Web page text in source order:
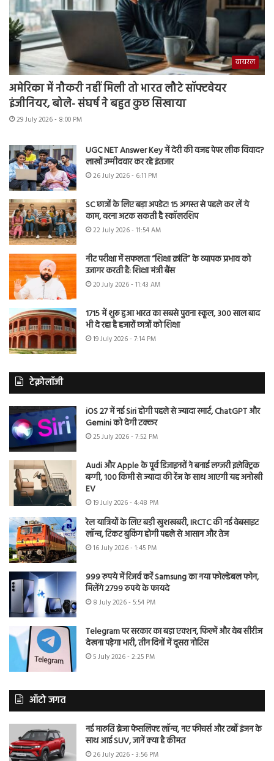
वायरल
अमेरिका में नौकरी नहीं मिली तो भारत लौटे सॉफ्टवेयर
इंजीनियर, बोले- संघर्ष ने बहुत कुछ सिखाया
29 July 2026 - 8:00 PM
UGC NET Answer Key में देरी की वजह पेपर लीक विवाद?
लाखों उम्मीदवार कर रहे इंतजार
26 July 2026 - 6:11 PM
SC छात्रों के लिए बड़ा अपडेट! 15 अगस्त से पहले कर लें ये
काम, वरना अटक सकती है स्कॉलरशिप
22 July 2026 - 11:54 AM
नीट परीक्षा में सफलता “शिक्षा क्रांति” के व्यापक प्रभाव को
उजागर करती है: शिक्षा मंत्री बैंस
20 July 2026 - 11:43 AM
1715 में शुरू हुआ भारत का सबसे पुराना स्कूल, 300 साल बाद
भी दे रहा है हजारों छात्रों को शिक्षा
19 July 2026 - 7:14 PM
टेक्नोलॉजी
iOS 27 में नई Siri होगी पहले से ज्यादा स्मार्ट, ChatGPT और
Gemini को देगी टक्कर
25 July 2026 - 7:52 PM
Audi और Apple के पूर्व डिजाइनरों ने बनाई लग्जरी इलेक्ट्रिक
बग्गी, 100 किमी से ज्यादा की रेंज के साथ आएगी यह अनोखी
EV
19 July 2026 - 4:48 PM
रेल यात्रियों के लिए बड़ी खुशखबरी, IRCTC की नई वेबसाइट
लॉन्च, टिकट बुकिंग होगी पहले से आसान और तेज
16 July 2026 - 1:45 PM
999 रुपये में रिजर्व करें Samsung का नया फोल्डेबल फोन,
मिलेंगे 2799 रुपये के फायदे
8 July 2026 - 5:54 PM
Telegram पर सरकार का बड़ा एक्शन, फिल्में और वेब सीरीज
देखना पड़ेगा भारी, तीन दिनों में दूसरा नोटिस
5 July 2026 - 2:25 PM
ऑटो जगत
नई मारुति ब्रेजा फेसलिफ्ट लॉन्च, नए फीचर्स और टर्बो इंजन के
साथ आई SUV, जानें क्या है कीमत
26 July 2026 - 3:56 PM